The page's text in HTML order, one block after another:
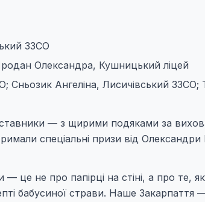
ЗЗСО
Олександра, Кушницький ліцей
Ангеліна, Лисичівський ЗЗСО;
— з щирими подяками за
спеціальні призи від Олександри
— це не про папірці на стіні, а про те,
бабусиної страви. Наше Закарпаття